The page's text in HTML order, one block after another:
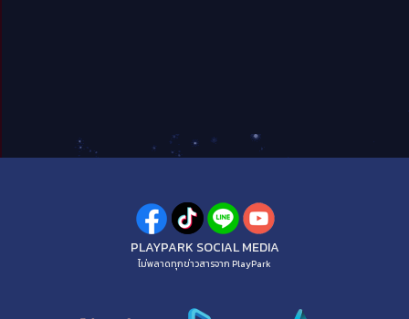
PLAYPARK SOCIAL MEDIA
ไม่พลาดทุกข่าวสารจาก PlayPark